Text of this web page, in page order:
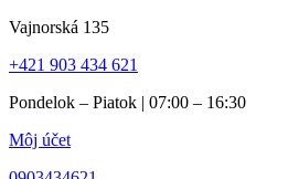
Preskočiť
obsah
Vajnorská 135
+421 903 434 621
Pondelok – Piatok | 07:00 – 16:30
Môj účet